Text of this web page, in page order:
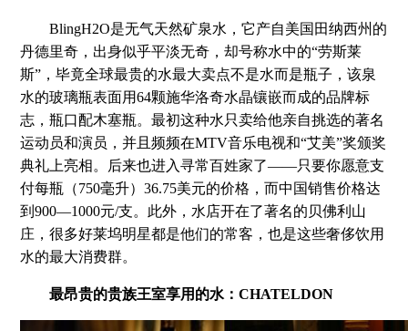
BlingH2O是无气天然矿泉水，它产自美国田纳西州的
丹德里奇，出身似乎平淡无奇，却号称水中的“劳斯莱
斯”，毕竟全球最贵的水最大卖点不是水而是瓶子，该泉
水的玻璃瓶表面用64颗施华洛奇水晶镶嵌而成的品牌标
志，瓶口配木塞瓶。最初这种水只卖给他亲自挑选的著名
运动员和演员，并且频频在MTV音乐电视和“艾美”奖颁奖
典礼上亮相。后来也进入寻常百姓家了——只要你愿意支
付每瓶（750毫升）36.75美元的价格，而中国销售价格达
到900—1000元/支。此外，水店开在了著名的贝佛利山
庄，很多好莱坞明星都是他们的常客，也是这些奢侈饮用
水的最大消费群。
最昂贵的贵族王室享用的水：CHATELDON